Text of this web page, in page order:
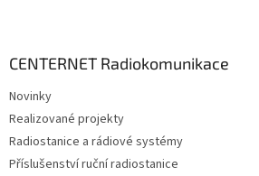
r
CENTERNET Radiokomunikace
Novinky
Realizované projekty
Radiostanice a rádiové systémy
Příslušenství ruční radiostanice